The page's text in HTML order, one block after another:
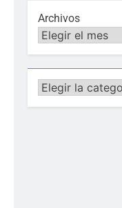
Archivos
Categorías